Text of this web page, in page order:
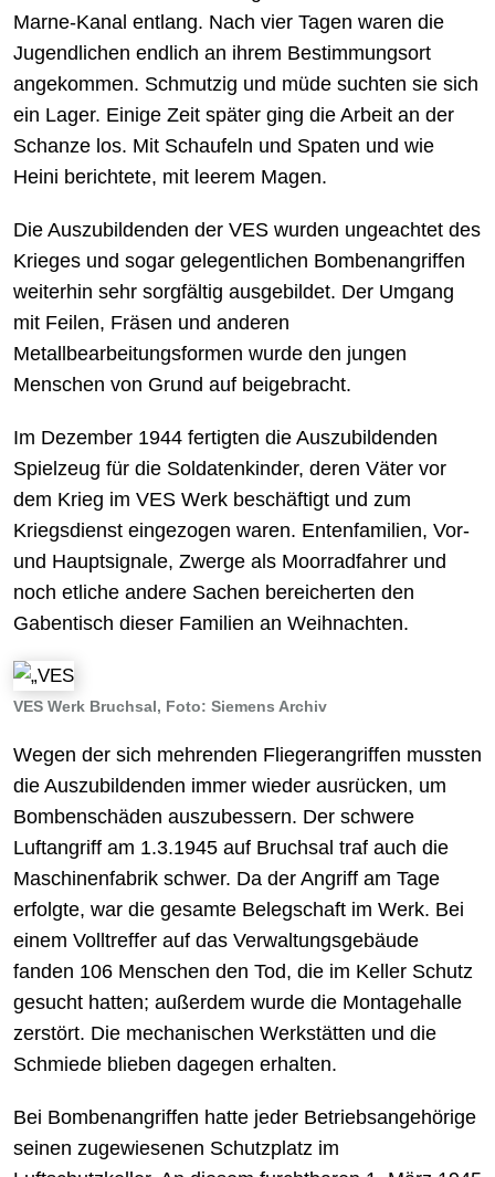
Marne-Kanal entlang. Nach vier Tagen waren die
Jugendlichen endlich an ihrem Bestimmungsort
angekommen. Schmutzig und müde suchten sie sich
ein Lager. Einige Zeit später ging die Arbeit an der
Schanze los. Mit Schaufeln und Spaten und wie
Heini berichtete, mit leerem Magen.
Die Auszubildenden der VES wurden ungeachtet des
Krieges und sogar gelegentlichen Bombenangriffen
weiterhin sehr sorgfältig ausgebildet. Der Umgang
mit Feilen, Fräsen und anderen
Metallbearbeitungsformen wurde den jungen
Menschen von Grund auf beigebracht.
Im Dezember 1944 fertigten die Auszubildenden
Spielzeug für die Soldatenkinder, deren Väter vor
dem Krieg im VES Werk beschäftigt und zum
Kriegsdienst eingezogen waren. Entenfamilien, Vor-
und Hauptsignale, Zwerge als Moorradfahrer und
noch etliche andere Sachen bereicherten den
Gabentisch dieser Familien an Weihnachten.
VES Werk Bruchsal, Foto: Siemens Archiv
Wegen der sich mehrenden Fliegerangriffen mussten
die Auszubildenden immer wieder ausrücken, um
Bombenschäden auszubessern. Der schwere
Luftangriff am 1.3.1945 auf Bruchsal traf auch die
Maschinenfabrik schwer. Da der Angriff am Tage
erfolgte, war die gesamte Belegschaft im Werk. Bei
einem Volltreffer auf das Verwaltungsgebäude
fanden 106 Menschen den Tod, die im Keller Schutz
gesucht hatten; außerdem wurde die Montagehalle
zerstört. Die mechanischen Werkstätten und die
Schmiede blieben dagegen erhalten.
Bei Bombenangriffen hatte jeder Betriebsangehörige
seinen zugewiesenen Schutzplatz im